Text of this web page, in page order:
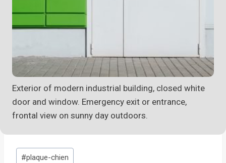
Exterior of modern industrial building, closed white
door and window. Emergency exit or entrance,
frontal view on sunny day outdoors.
Étiquettes
#plaque-chien